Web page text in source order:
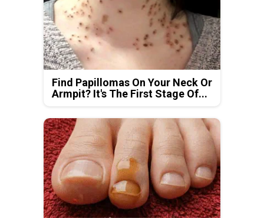
Find Papillomas On Your Neck Or
Armpit? It's The First Stage Of...